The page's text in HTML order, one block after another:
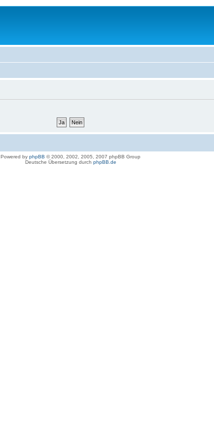
Powered by phpBB © 2000, 2002, 2005, 2007 phpBB Group
Deutsche Übersetzung durch phpBB.de